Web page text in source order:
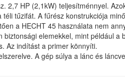
2,7 HP (2,1kW) teljesítménnyel.
tűzifát. A fűrész konstrukciója
a HECHT 45 használata nem
elemekkel, mint például
Az indítást a primer könnyíti.
A gép súlya a lánc és